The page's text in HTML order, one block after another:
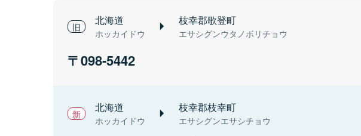
北海道
ホッカイドウ
枝幸郡歌登町
エサシグンウタノボリチョウ
098-5442
北海道
ホッカイドウ
枝幸郡枝幸町
エサシグンエサシチョウ